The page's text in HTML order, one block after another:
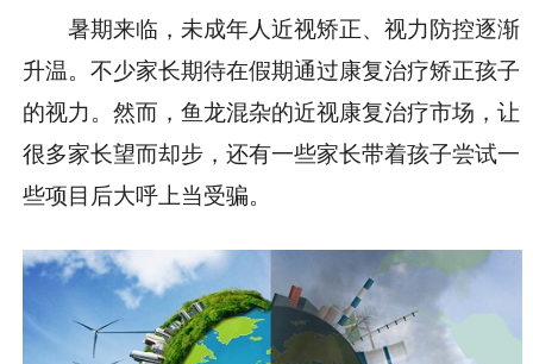
暑期来临，未成年人近视矫正、视力防控逐渐
升温。不少家长期待在假期通过康复治疗矫正孩子
的视力。然而，鱼龙混杂的近视康复治疗市场，让
很多家长望而却步，还有一些家长带着孩子尝试一
些项目后大呼上当受骗。